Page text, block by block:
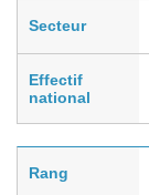
Secteur
Effectif
national
Rang